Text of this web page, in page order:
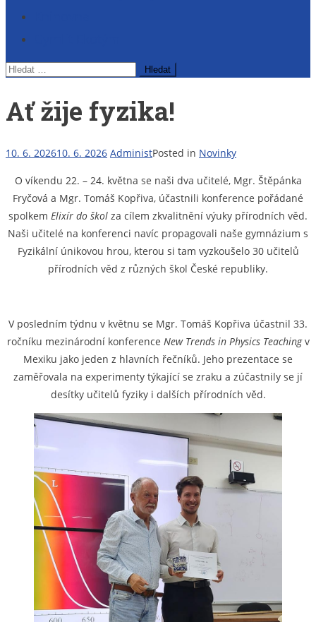
Vyhledávání
Ať žije fyzika!
10. 6. 202610. 6. 2026 AdministPosted in Novinky
O víkendu 22. – 24. května se naši dva učitelé, Mgr. Štěpánka
Fryčová a Mgr. Tomáš Kopřiva, účastnili konference pořádané
spolkem Elixír do škol za cílem zkvalitnění výuky přírodních věd.
Naši učitelé na konferenci navíc propagovali naše gymnázium s
Fyzikální únikovou hrou, kterou si tam vyzkoušelo 30 učitelů
přírodních věd z různých škol České republiky.
V posledním týdnu v květnu se Mgr. Tomáš Kopřiva účastnil 33.
ročníku mezinárodní konference New Trends in Physics Teachingv
Mexiku jako jeden z hlavních řečníků. Jeho prezentace se
zaměřovala na experimenty týkající se zraku a zúčastnily se jí
desítky učitelů fyziky i dalších přírodních věd.